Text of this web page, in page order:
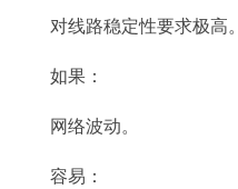
对线路稳定性要求极高。
如果：
网络波动。
容易：